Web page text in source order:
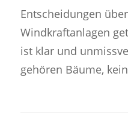
Entscheidungen
Windkraftanlagen
ist klar und
gehören Bäume,